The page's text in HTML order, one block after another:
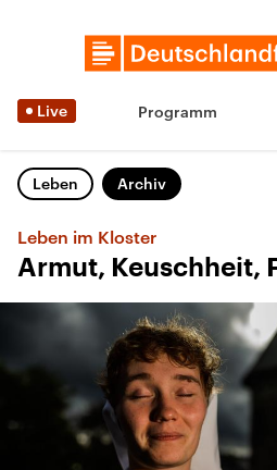
Live Programm
Leben Archiv
Leben im Kloster
Armut, Keuschheit,